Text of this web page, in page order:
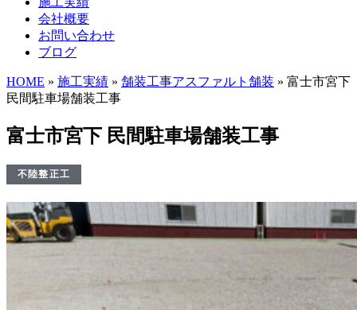
会社概要
お問い合わせ
ブログ
HOME » 施工実績 » 舗装工事アスファルト舗装 » 富士市宮下
民間駐車場舗装工事
富士市宮下 民間駐車場舗装工事
不陸整正工